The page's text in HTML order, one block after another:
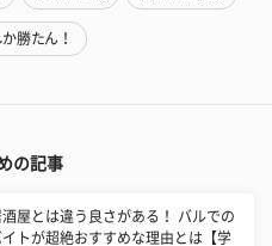
勝たん！
の記事
酒屋とは違う良さがある！ バルでの
イトが超絶おすすめな理由とは【学